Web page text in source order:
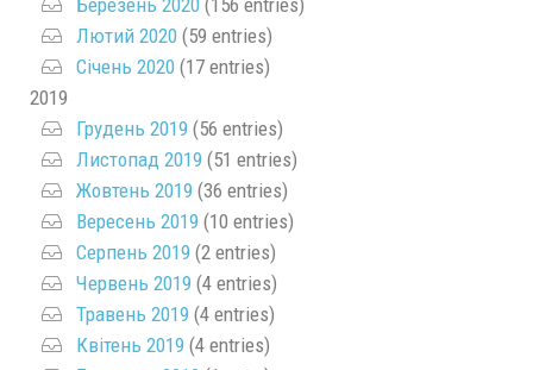
Лютий 2020 (59 entries)
Січень 2020 (17 entries)
2019
Грудень 2019 (56 entries)
Листопад 2019 (51 entries)
Жовтень 2019 (36 entries)
Вересень 2019 (10 entries)
Серпень 2019 (2 entries)
Червень 2019 (4 entries)
Травень 2019 (4 entries)
Квітень 2019 (4 entries)